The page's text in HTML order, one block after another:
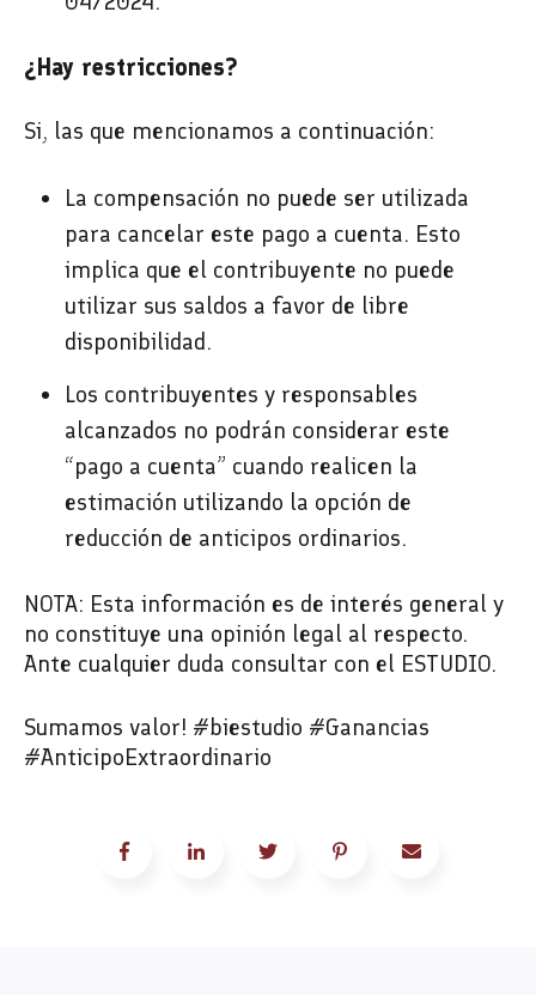
¿Hay restricciones?
Si, las que mencionamos a continuación:
La compensación no puede ser utilizada
para cancelar este pago a cuenta. Esto
implica que el contribuyente no puede
utilizar sus saldos a favor de libre
disponibilidad.
Los contribuyentes y responsables
alcanzados no podrán considerar este
“pago a cuenta” cuando realicen la
estimación utilizando la opción de
reducción de anticipos ordinarios.
NOTA: Esta información es de interés general y
no constituye una opinión legal al respecto.
Ante cualquier duda consultar con el ESTUDIO.
Sumamos valor! #biestudio #Ganancias
#AnticipoExtraordinario